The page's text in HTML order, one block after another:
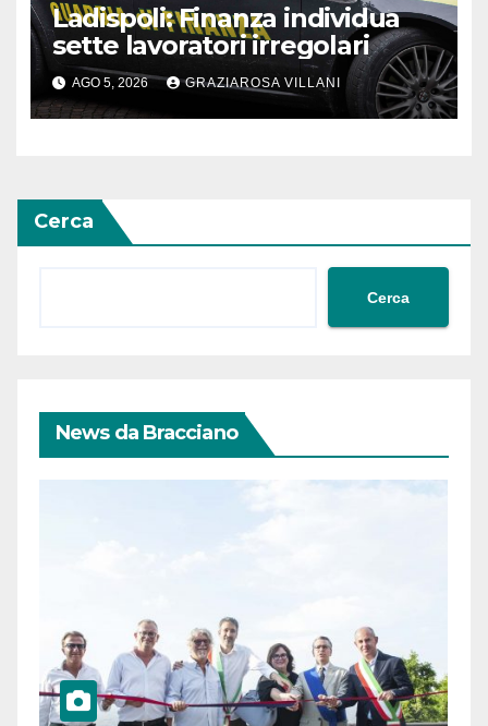
Ladispoli: Finanza individua
sette lavoratori irregolari
AGO 5, 2026 GRAZIAROSA VILLANI
Cerca
Cerca
News da Bracciano